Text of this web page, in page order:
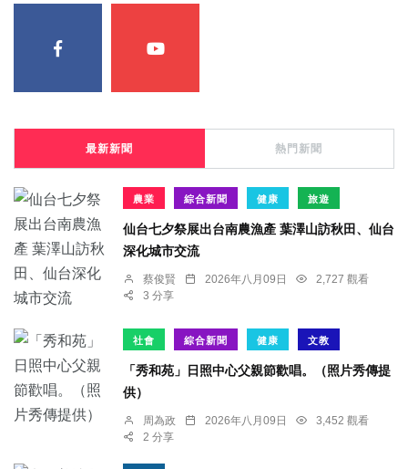
最新新聞 熱門新聞
農業 綜合新聞 健康 旅遊
仙台七夕祭展出台南農漁產 葉澤山訪秋田、仙台
深化城市交流
蔡俊賢 2026年八月09日
2,727 觀看
3 分享
社會 綜合新聞 健康 文教
「秀和苑」日照中心父親節歡唱。（照片秀傳提
供）
周為政 2026年八月09日
3,452 觀看
2 分享